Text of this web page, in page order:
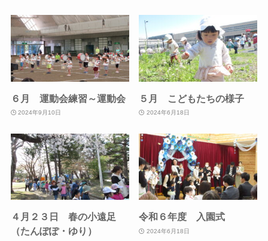
６月 運動会練習～運動会
2024年9月10日
５月 こどもたちの様子
2024年6月18日
４月２３日 春の小遠足
（たんぽぽ・ゆり）
令和６年度 入園式
2024年6月18日